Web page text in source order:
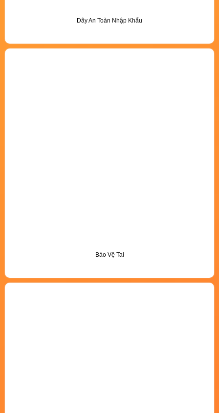
Dây An Toàn Nhập Khẩu
Bảo Vệ Tai